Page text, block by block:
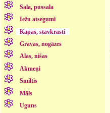
Sala, pussala
Iežu atsegumi
Kāpas, stāvkrasti
Gravas, nogāzes
Alas, nišas
Akmeņi
Smiltis
Māls
Uguns